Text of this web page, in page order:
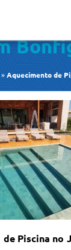
de
»Aquecimento de
de Piscina no